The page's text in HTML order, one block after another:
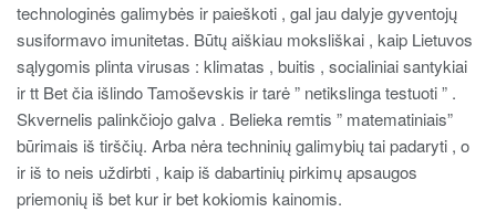
technologinės galimybės ir paieškoti , gal jau dalyje gyventojų
susiformavo imunitetas. Būtų aiškiau moksliškai , kaip Lietuvos
sąlygomis plinta virusas : klimatas , buitis , socialiniai santykiai
ir tt Bet čia išlindo Tamoševskis ir tarė ” netikslinga testuoti ” .
Skvernelis palinkčiojo galva . Belieka remtis ” matematiniais”
būrimais iš tirščių. Arba nėra techninių galimybių tai padaryti , o
ir iš to neis uždirbti , kaip iš dabartinių pirkimų apsaugos
priemonių iš bet kur ir bet kokiomis kainomis.